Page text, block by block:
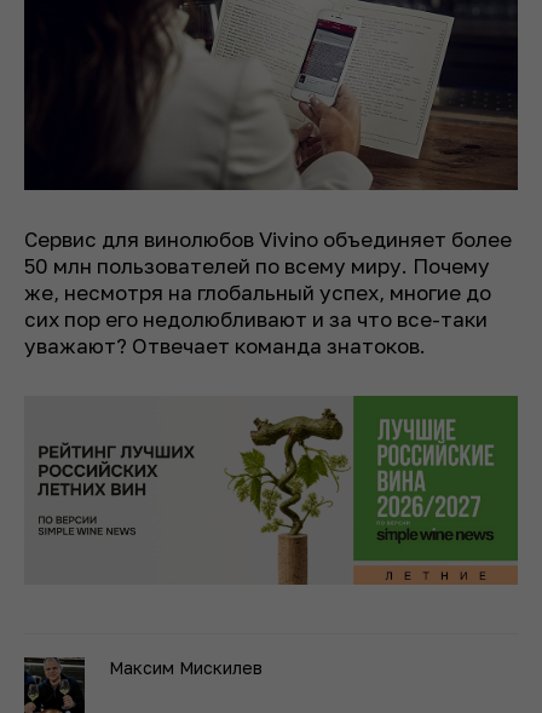
Сервис для винолюбов Vivino объединяет более
50 млн пользователей по всему миру. Почему
же, несмотря на глобальный успех, многие до
сих пор его недолюбливают и за что все-таки
уважают? Отвечает команда знатоков.
Максим Мискилев